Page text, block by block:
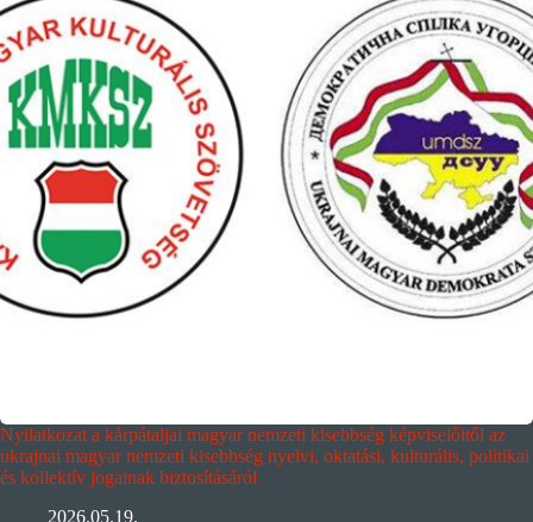
Nyilatkozat a kárpátaljai magyar nemzeti kisebbség képviselőitől az
ukrajnai magyar nemzeti kisebbség nyelvi, oktatási, kulturális, politikai
és kollektív jogainak biztosításáról
2026.05.19.